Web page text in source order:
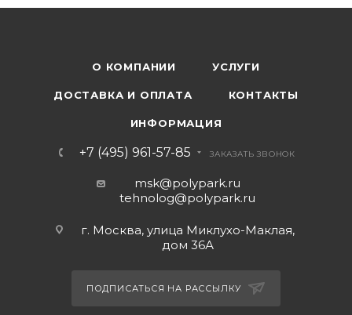
О КОМПАНИИ УСЛУГИ
ДОСТАВКА И ОПЛАТА КОНТАКТЫ
ИНФОРМАЦИЯ
+7 (495) 961-57-85 ЗАКАЗАТЬ ЗВОНОК
msk@polypark.ru
tehnolog@polypark.ru
г. Москва, улица Миклухо-Маклая,
дом 36А
ПОДПИСАТЬСЯ НА РАССЫЛКУ